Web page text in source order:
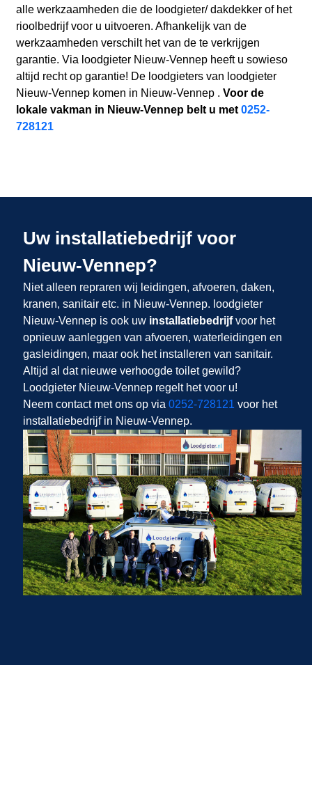
alle werkzaamheden die de loodgieter/ dakdekker of het
rioolbedrijf voor u uitvoeren. Afhankelijk van de
werkzaamheden verschilt het van de te verkrijgen
garantie. Via loodgieter Nieuw-Vennep heeft u sowieso
altijd recht op garantie! De loodgieters van loodgieter
Nieuw-Vennep komen in Nieuw-Vennep . Voor de
lokale vakman in Nieuw-Vennep belt u met0252-
728121
Uw installatiebedrijf voor
Nieuw-Vennep?
Niet alleen repraren wij leidingen, afvoeren, daken,
kranen, sanitair etc. in Nieuw-Vennep. loodgieter
Nieuw-Vennep is ook uw installatiebedrijfvoor het
opnieuw aanleggen van afvoeren, waterleidingen en
gasleidingen, maar ook het installeren van sanitair.
Altijd al dat nieuwe verhoogde toilet gewild?
Loodgieter Nieuw-Vennep regelt het voor u!
Neem contact met ons op via 0252-728121 voor het
installatiebedrijf in Nieuw-Vennep.